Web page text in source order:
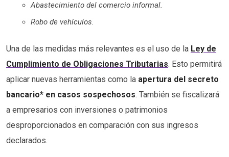
Abastecimiento del comercio informal.
Robo de vehículos.
Una de las medidas más relevantes es el uso de la Ley de
Cumplimiento de Obligaciones Tributarias. Esto permitirá
aplicar nuevas herramientas como la apertura del secreto
bancario* en casos sospechosos. También se fiscalizará
a empresarios con inversiones o patrimonios
desproporcionados en comparación con sus ingresos
declarados.